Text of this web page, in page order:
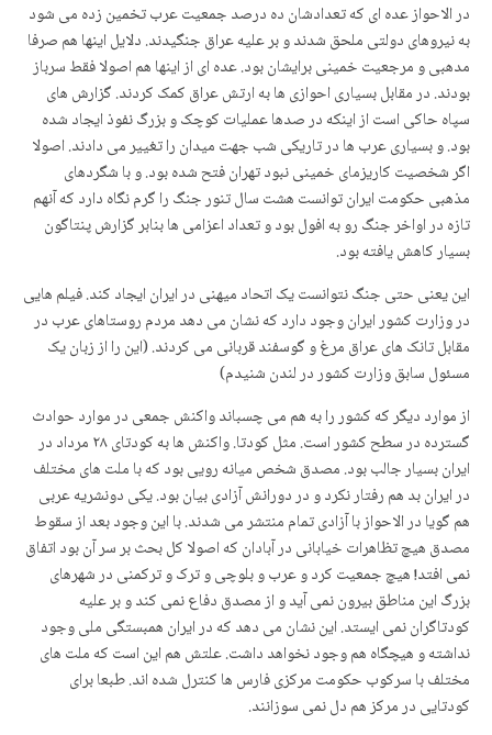
در الاحواز عده ای که تعدادشان ده درصد جمعیت عرب تخمین زده می شود
به نیروهای دولتی ملحق شدند و بر علیه عراق جنگیدند. دلایل اینها هم صرفا
مدهبی و مرجعیت خمینی برایشان بود. عده ای از اینها هم اصولا فقط سرباز
بودند. در مقابل بسیاری احوازی ها به ارتش عراق کمک کردند. گزارش های
سپاه حاکی است از اینکه در صدها عملیات کوچک و بزرگ نفوذ ایجاد شده
بود. و بسیاری عرب ها در تاریکی شب جهت میدان را تغییر می دادند. اصولا
اگر شخصیت کاریزمای خمینی نبود تهران فتح شده بود. و با شگردهای
مذهبی حکومت ایران توانست هشت سال تنور جنگ را گرم نگاه دارد که آنهم
تازه در اواخر جنگ رو به افول بود و تعداد اعزامی ها بنابر گزارش پنتاگون
بسیار کاهش یافته بود.
این یعنی حتی جنگ نتوانست یک اتحاد میهنی در ایران ایجاد کند. فیلم هایی
در وزارت کشور ایران وجود دارد که نشان می دهد مردم روستاهای عرب در
مقابل تانک های عراق مرغ و گوسفند قربانی می کردند. (این را از زبان یک
مسئول سابق وزارت کشور در لندن شنیدم)
از موارد دیگر که کشور را به هم می چسباند واکنش جمعی در موارد حوادث
گسترده در سطح کشور است. مثل کودتا. واکنش ها به کودتای ٢٨ مرداد در
ایران بسیار جالب بود. مصدق شخص میانه رویی بود که با ملت های مختلف
در ایران بد هم رفتار نکرد و در دورانش آزادی بیان بود. یکی دونشریه عربی
هم گویا در الاحواز با آزادی تمام منتشر می شدند. با این وجود بعد از سقوط
مصدق هیچ تظاهرات خیابانی در آبادان که اصولا کل بحث بر سر آن بود اتفاق
نمی افتد! هیچ جمعیت کرد و عرب و بلوچی و ترک و ترکمنی در شهرهای
بزرگ این مناطق بیرون نمی آید و از مصدق دفاع نمی کند و بر علیه
کودتاگران نمی ایستد. این نشان می دهد که در ایران همبستگی ملی وجود
نداشته و هیچگاه هم وجود نخواهد داشت. علتش هم این است که ملت های
مختلف با سرکوب حکومت مرکزی فارس ها کنترل شده اند. طبعا برای
کودتایی در مرکز هم دل نمی سوزانند.